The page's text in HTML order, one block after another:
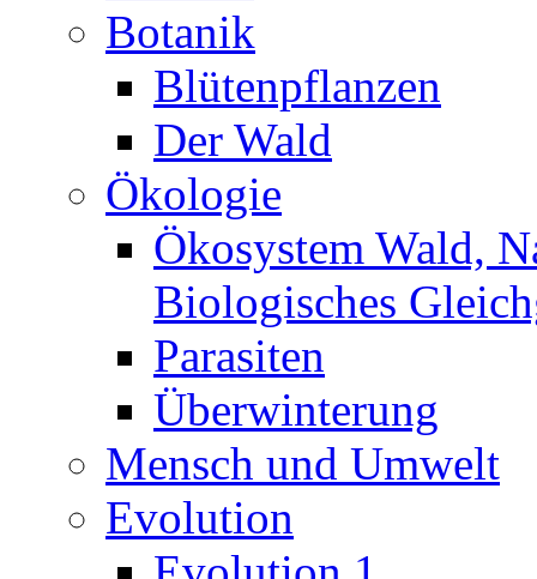
Botanik
Blütenpflanzen
Der Wald
Ökologie
Ökosystem Wald,
Biologisches
Parasiten
Überwinterung
Mensch und Umwelt
Evolution